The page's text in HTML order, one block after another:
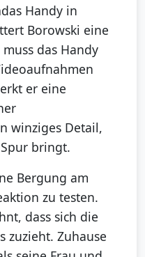
Handy in
Borowski eine
das Handy
er eine
winziges Detail,
bringt.
Bergung am
zu testen.
dass sich die
zuzieht. Zuhause